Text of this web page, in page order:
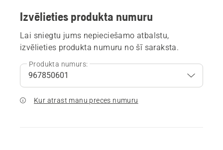
Izvēlieties produkta numuru
Lai sniegtu jums nepieciešamo atbalstu,
izvēlieties produkta numuru no šī saraksta.
Produkta numurs:
Kur atrast manu preces numuru